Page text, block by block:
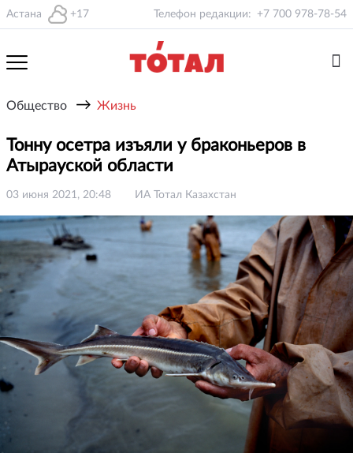
Астана +17 Телефон редакции: +7 700 978-78-54
Общество → Жизнь
Тонну осетра изъяли у браконьеров в
Атырауской области
03 июня 2021, 20:48 ИА Тотал Казахстан